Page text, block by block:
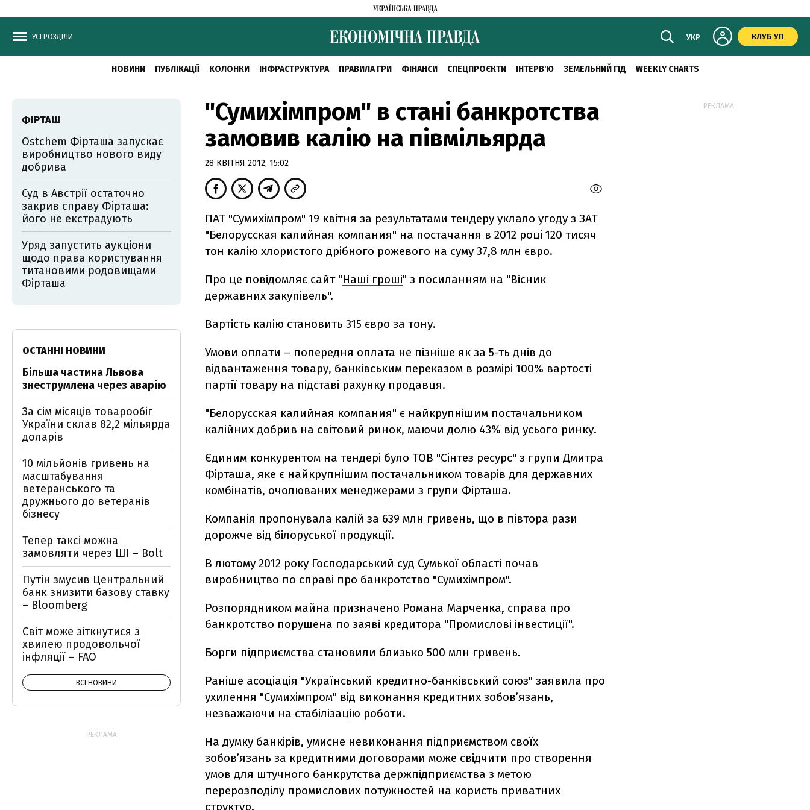
УСІ РОЗДІЛИ УКР КЛУБ УП
НОВИНИ ПУБЛІКАЦІЇ КОЛОНКИ ІНФРАСТРУКТУРА ПРАВИЛА ГРИ ФІНАНСИ СПЕЦПРОЄКТИ ІНТЕРВ'Ю ЗЕМЕЛЬНИЙ ГІД WEEKLY CHARTS
"Сумихімпром" в стані банкротства
замовив калію на півмільярда
28 КВІТНЯ 2012, 15:02
ПАТ "Сумихімпром" 19 квітня за результатами тендеру уклало угоду з ЗАТ
"Белорусская калийная компания" на постачання в 2012 році 120 тисяч
тон калію хлористого дрібного рожевого на суму 37,8 млн євро.
Про це повідомляє сайт "Наші гроші" з посиланням на "Вісник
державних закупівель".
Вартість калію становить 315 євро за тону.
Умови оплати – попередня оплата не пізніше як за 5-ть днів до
відвантаження товару, банківським переказом в розмірі 100% вартості
партії товару на підставі рахунку продавця.
"Белорусская калийная компания" є найкрупнішим постачальником
калійних добрив на світовий ринок, маючи долю 43% від усього ринку.
Єдиним конкурентом на тендері було ТОВ "Сінтез ресурс" з групи Дмитра
Фірташа, яке є найкрупнішим постачальником товарів для державних
комбінатів, очолюваних менеджерами з групи Фірташа.
Компанія пропонувала калій за 639 млн гривень, що в півтора рази
дорожче від білоруської продукції.
В лютому 2012 року Господарський суд Сумької області почав
виробництво по справі про банкротство "Сумихімпром".
Розпорядником майна призначено Романа Марченка, справа про
банкротство порушена по заяві кредитора "Промислові інвестиції".
Борги підприємства становили близько 500 млн гривень.
Раніше асоціація "Український кредитно-банківський союз" заявила про
ухилення "Сумихімпром" від виконання кредитних зобов’язань,
незважаючи на стабілізацію роботи.
На думку банкірів, умисне невиконання підприємством своїх
зобов’язань за кредитними договорами може свідчити про створення
умов для штучного банкрутства держпідприємства з метою
перерозподілу промислових потужностей на користь приватних
структур.
ФІРТАШ
Ostchem Фірташа запускає
виробництво нового виду
добрива
Суд в Австрії остаточно
закрив справу Фірташа:
його не екстрадують
Уряд запустить аукціони
щодо права користування
титановими родовищами
Фірташа
ОСТАННІ НОВИНИ
Більша частина Львова
знеструмлена через аварію
За сім місяців товарообіг
України склав 82,2 мільярда
доларів
10 мільйонів гривень на
масштабування
ветеранського та
дружнього до ветеранів
бізнесу
Тепер таксі можна
замовляти через ШІ – Bolt
Путін змусив Центральний
банк знизити базову ставку
– Bloomberg
Світ може зіткнутися з
хвилею продовольчої
інфляції – FAO
ВСІ НОВИНИ
РЕКЛАМА:
РЕКЛАМА: